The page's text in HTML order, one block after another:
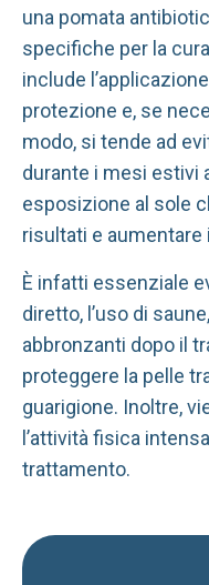
una pomata
specifiche per la
include
protezione e, se
modo, si tende ad
durante i mesi estivi
esposizione al sole
risultati e
È infatti essenziale
diretto, l’uso di
abbronzanti dopo il
proteggere la pelle
guarigione. Inoltre,
l’attività fisica
trattamento.